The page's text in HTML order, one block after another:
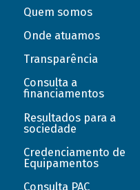
Quem somos
Onde atuamos
Transparência
Consulta a
financiamentos
Resultados para a
sociedade
Credenciamento de
Equipamentos
Consulta PAC